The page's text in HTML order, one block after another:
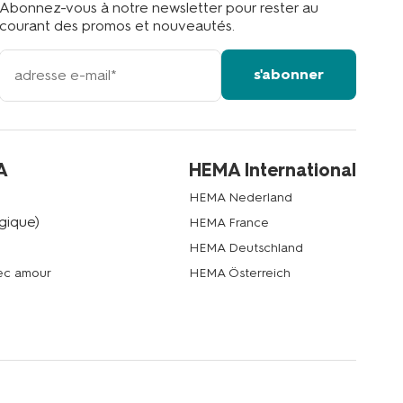
Abonnez-vous à notre newsletter pour rester au
courant des promos et nouveautés.
votre
adresse
s'abonner
amour
HEMA International
HEMA Nederland
HEMA France
HEMA Deutschland
HEMA Österreich